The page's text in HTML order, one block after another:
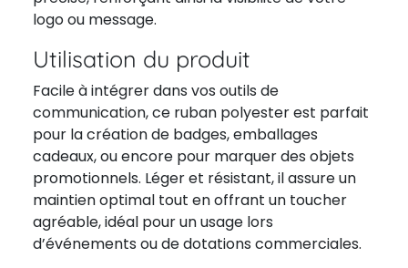
logo ou message.
Utilisation du produit
Facile à intégrer dans vos outils de
communication, ce ruban polyester est parfait
pour la création de badges, emballages
cadeaux, ou encore pour marquer des objets
promotionnels. Léger et résistant, il assure un
maintien optimal tout en offrant un toucher
agréable, idéal pour un usage lors
d’événements ou de dotations commerciales.